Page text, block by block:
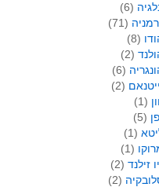
(6)
(71)
(8)
(2)
(6)
(2)
(1)
(5)
(1)
(1)
זילנד (2)
(2)